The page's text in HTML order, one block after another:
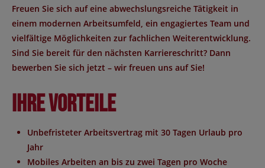
Freuen Sie sich auf eine abwechslungsreiche Tätigkeit in
einem modernen Arbeitsumfeld, ein engagiertes Team und
vielfältige Möglichkeiten zur fachlichen Weiterentwicklung.
Sind Sie bereit für den nächsten Karriereschritt? Dann
bewerben Sie sich jetzt – wir freuen uns auf Sie!
Ihre Vorteile
Unbefristeter Arbeitsvertrag mit 30 Tagen Urlaub pro
Jahr
Mobiles Arbeiten an bis zu zwei Tagen pro Woche